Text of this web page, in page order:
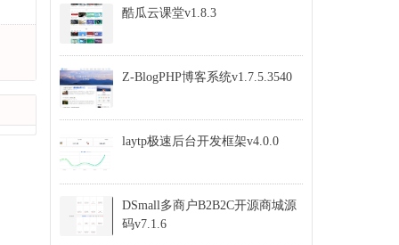
酷瓜云课堂v1.8.3
Z-BlogPHP博客系统v1.7.5.3540
laytp极速后台开发框架v4.0.0
DSmall多商户B2B2C开源商城源
码v7.1.6